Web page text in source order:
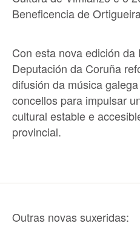
Beneficencia de
Con esta nova edición
Deputación da Coruña
difusión da música
concellos para impulsar
cultural estable e
provincial.
Outras novas suxeridas: